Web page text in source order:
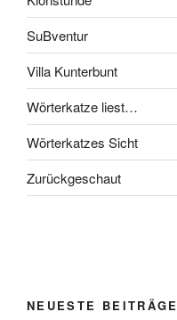
SuBventur
Villa Kunterbunt
Wörterkatze liest…
Wörterkatzes Sicht
Zurückgeschaut
NEUESTE BEITRÄGE